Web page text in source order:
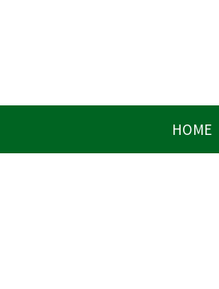
HOME